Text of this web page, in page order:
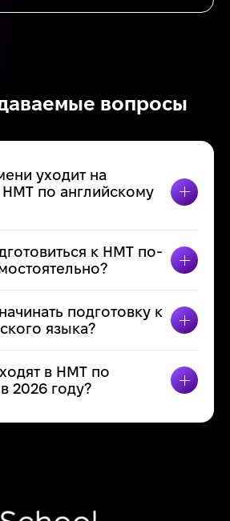
вопросы
уходит на
НМТ по английскому
к НМТ по-
подготовку к
языка?
в НМТ по
2026 году?